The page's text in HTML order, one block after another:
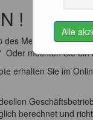
Alle
!
Mendelssohn-
Oder möchten Sie
erhalten Sie im
berechnet und